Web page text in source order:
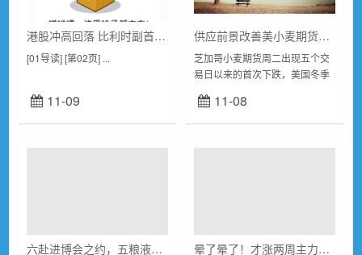
港股冲高回落 比利时副首相:是时候制裁以色列了(行情)-更新中
[01导读] [第02页] ...
11-09
供应前景改善美小麦期货五个交易日来首跌，美豆价格坚挺
芝加哥小麦期货周二出现五个交
易日以来的首次下跌，美国冬季
球供应前景，并加大了价格压
力。由于最大出口国巴西的天气
11-08
六赴进博会之约，五粮液助力构建中国白酒国际市场开放新格局 晕了晕了！才涨两周主力就玩高抛，医疗、半导体被集体甩卖，但这些板块正被资金抄底